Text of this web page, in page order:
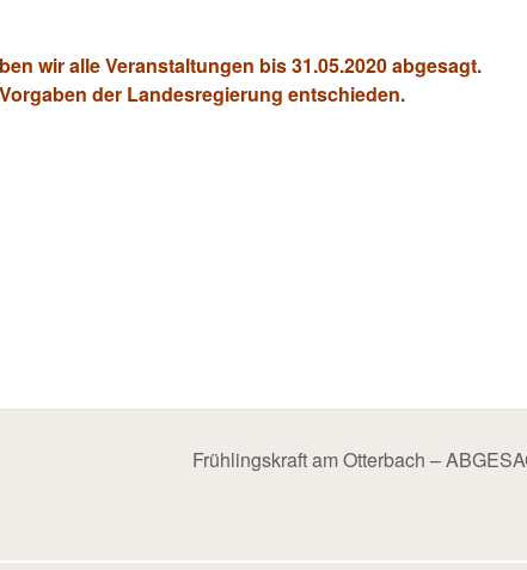
wir alle Veranstaltungen bis 31.05.2020 abgesagt.
der Landesregierung entschieden.
Frühlingskraft am Otterbach –